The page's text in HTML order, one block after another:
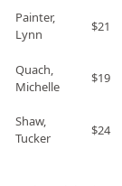
Painter,
Lynn
$21
Quach,
Michelle
$19
Shaw,
Tucker
$24